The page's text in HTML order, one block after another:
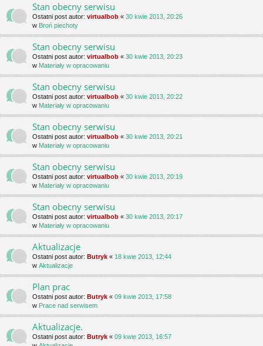
Stan obecny serwisu
Ostatni post autor: virtualbob « 30 kwie 2013, 20:26
w Broń piechoty
Stan obecny serwisu
Ostatni post autor: virtualbob « 30 kwie 2013, 20:23
w Materiały w opracowaniu
Stan obecny serwisu
Ostatni post autor: virtualbob « 30 kwie 2013, 20:22
w Materiały w opracowaniu
Stan obecny serwisu
Ostatni post autor: virtualbob « 30 kwie 2013, 20:21
w Materiały w opracowaniu
Stan obecny serwisu
Ostatni post autor: virtualbob « 30 kwie 2013, 20:19
w Materiały w opracowaniu
Stan obecny serwisu
Ostatni post autor: virtualbob « 30 kwie 2013, 20:17
w Materiały w opracowaniu
Aktualizacje
Ostatni post autor: Butryk « 18 kwie 2013, 12:44
w Aktualizacje
Plan prac
Ostatni post autor: Butryk « 09 kwie 2013, 17:58
w Prace nad serwisem
Aktualizacje.
Ostatni post autor: Butryk « 09 kwie 2013, 16:57